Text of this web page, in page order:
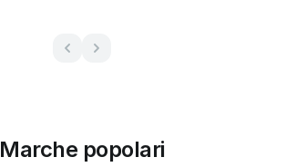
Marche popolari